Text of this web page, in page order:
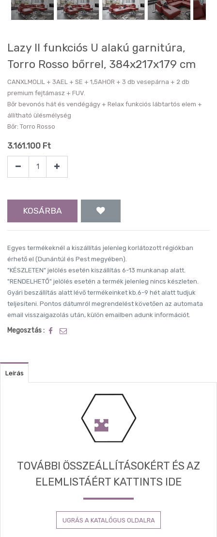
Lazy II funkciós U alakú garnitúra,
Torro Rosso bőrrel, 384x217x179 cm
CANXLMOLIL + 3AEL + SE + 1,5AHOR + 3 db vesepárna + 2 db
premium fejtámasz + FUV.
Bőr bevonós hát és vendégágy + Relax funkciós lábtartós elem +
állítható ülésmélység
Bőr: Torro Rosso
3.161.100 Ft
KOSÁRBA
Egyes termékeknél a kiszállítás jelenleg korlátozott régiókban
érhető el (Dunántúl és Pest megyében).
"KÉSZLETEN" jelölés esetén kiszállítás 6-13 munkanap alatt.
"RENDELHETŐ" jelölés esetén a termék jelenleg nincs készleten.
Gyári beszállítás alatt lévő termékeinket kb.6-9 hét alatt tudjuk
teljesíteni. Pontos dátumról megrendelést követően az automata
email visszaigazolás után, külön emailben adunk információt.
Megosztás :
Leírás
TOVÁBBI ÖSSZEÁLLÍTÁSOKÉRT ÉS AZ
ELEMLISTÁÉRT KATTINTS IDE
UGRÁS A KATALÓGUS OLDALRA